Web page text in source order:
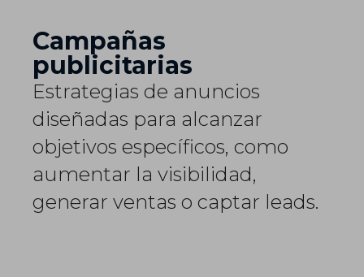
Campañas
publicitarias
Estrategias de anuncios
diseñadas para alcanzar
objetivos específicos, como
aumentar la visibilidad,
generar ventas o captar leads.